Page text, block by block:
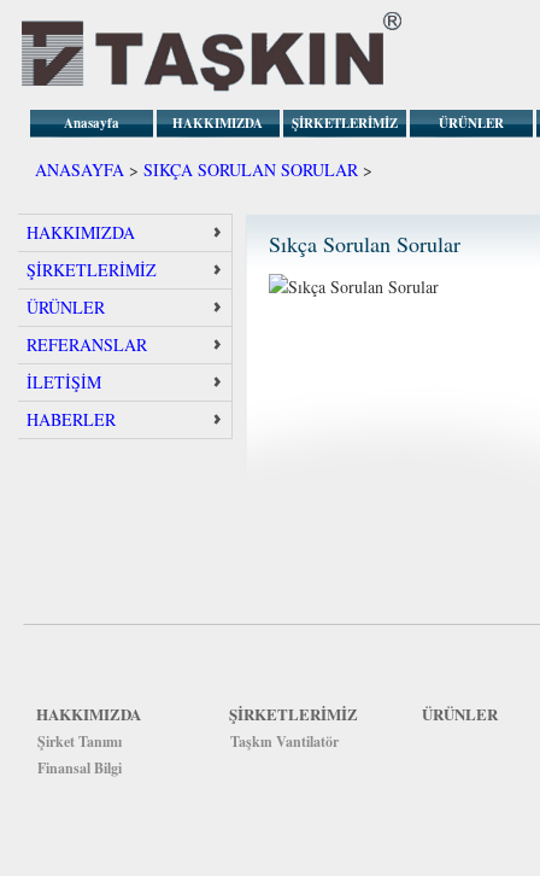
Anasayfa HAKKIMIZDA ŞİRKETLERİMİZ ÜRÜNLER
ANASAYFA > SIKÇA SORULAN SORULAR >
HAKKIMIZDA
ŞİRKETLERİMİZ
ÜRÜNLER
REFERANSLAR
İLETİŞİM
HABERLER
Sıkça Sorulan Sorular
HAKKIMIZDA
Şirket Tanımı
Finansal Bilgi
ŞİRKETLERİMİZ
Taşkın Vantilatör
ÜRÜNLER